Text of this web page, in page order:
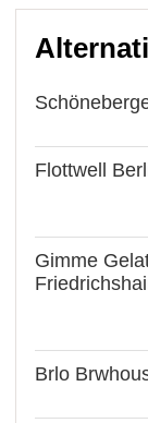
Flottwell
Gimme
Brlo